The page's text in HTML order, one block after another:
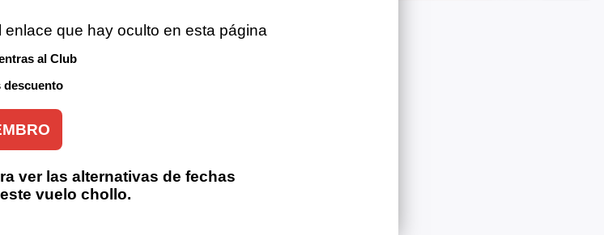
enlace que hay oculto en esta página
al Club
descuento
ver las alternativas de fechas
vuelo chollo.